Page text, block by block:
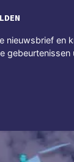
nieuwsbrief en
gebeurtenissen